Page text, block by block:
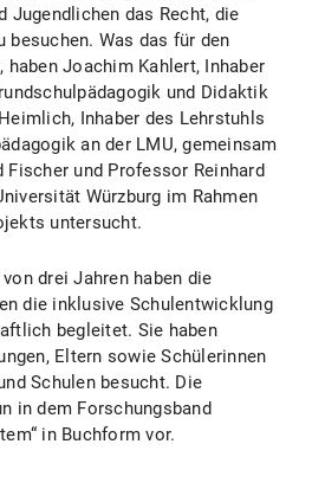
Jugendlichen das Recht, die
besuchen. Was das für den
haben Joachim Kahlert, Inhaber
und Didaktik
Inhaber des Lehrstuhls
an der LMU, gemeinsam
und Professor Reinhard
Würzburg im Rahmen
untersucht.
drei Jahren haben die
die inklusive Schulentwicklung
begleitet. Sie haben
Eltern sowie Schülerinnen
Schulen besucht. Die
in dem Forschungsband
in Buchform vor.